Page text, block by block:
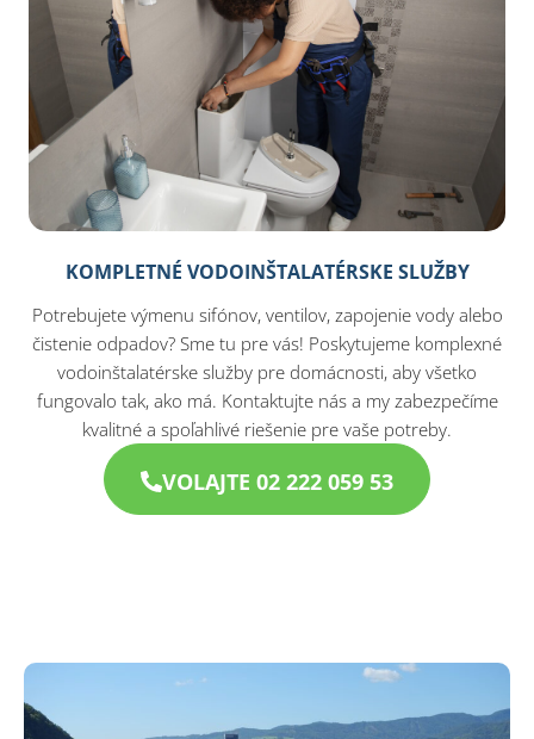
KOMPLETNÉ VODOINŠTALATÉRSKE SLUŽBY
Potrebujete výmenu sifónov, ventilov, zapojenie vody alebo
čistenie odpadov? Sme tu pre vás! Poskytujeme komplexné
vodoinštalatérske služby pre domácnosti, aby všetko
fungovalo tak, ako má. Kontaktujte nás a my zabezpečíme
kvalitné a spoľahlivé riešenie pre vaše potreby.
VOLAJTE 02 222 059 53